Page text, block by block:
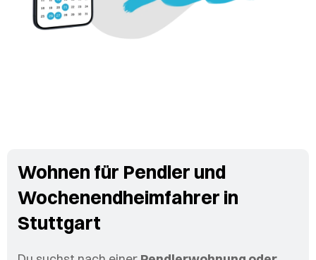
Wohnen für Pendler und
Wochenendheimfahrer in
Stuttgart